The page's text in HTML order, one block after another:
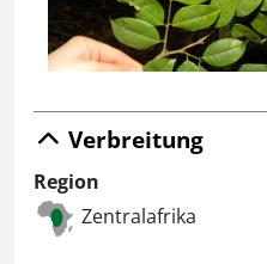
Verbreitung
Region
Zentralafrika